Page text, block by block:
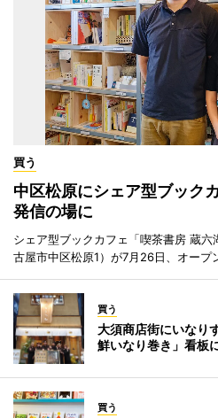
買う
中区松原にシェア型ブック
発信の場に
シェア型ブックカフェ「喫茶書房 蔵六
古屋市中区松原1）が7月26日、オープ
買う
大須商店街にいなり
鮮いなり巻き」看板
買う